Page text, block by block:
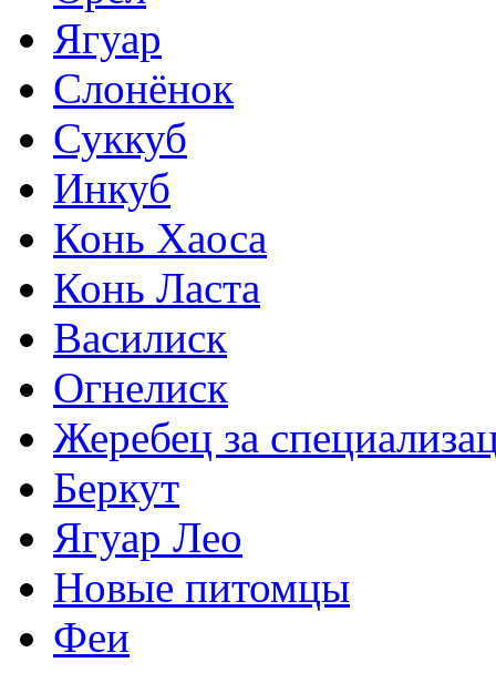
Ягуар
Слонёнок
Суккуб
Инкуб
Конь Хаоса
Конь Ласта
Василиск
Огнелиск
Жеребец за
Беркут
Ягуар Лео
Новые питомцы
Феи